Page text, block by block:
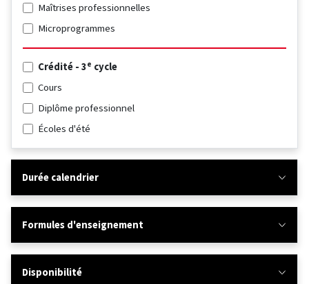
Maîtrises professionnelles
Microprogrammes
Crédité - 3e cycle
Cours
Diplôme professionnel
Écoles d'été
Durée calendrier
Formules d'enseignement
Disponibilité